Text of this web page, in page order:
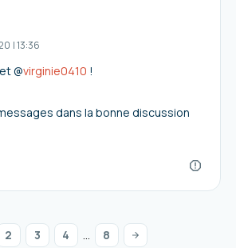
|13:36
et @virginie0410 !
dans la bonne discussion
2 3 4 ... 8